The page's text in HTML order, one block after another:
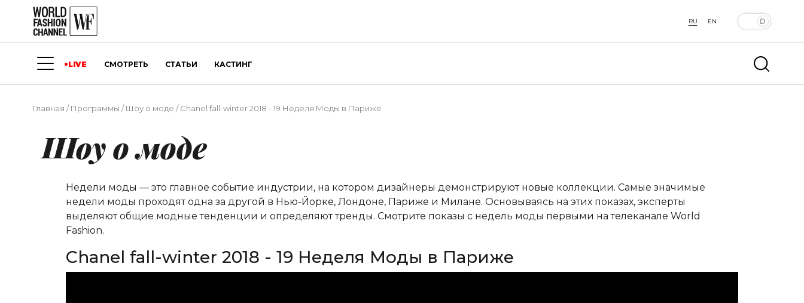
RU EN
LIVE СМОТРЕТЬ СТАТЬИ КАСТИНГ
Главная /Программы /Шоу о моде /Chanel fall-winter 2018 - 19 Неделя Моды в Париже
Шоу о моде
Недели моды — это главное событие индустрии, на котором дизайнеры демонстрируют новые коллекции. Самые значимые
недели моды проходят одна за другой в Нью-Йорке, Лондоне, Париже и Милане. Основываясь на этих показах, эксперты
выделяют общие модные тенденции и определяют тренды. Смотрите показы с недель моды первыми на телеканале World
Fashion.
Chanel fall-winter 2018 - 19 Неделя Моды в Париже